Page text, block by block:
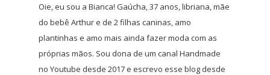
Oie, eu sou a Bianca! Gaúcha, 37 anos, libriana, mãe
do bebê Arthur e de 2 filhas caninas, amo
plantinhas e amo mais ainda fazer moda com as
próprias mãos. Sou dona de um canal Handmade
no Youtube desde 2017 e escrevo esse blog desde